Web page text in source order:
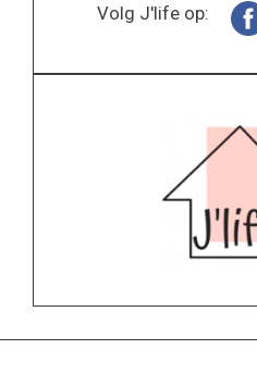
Volg J'life op: